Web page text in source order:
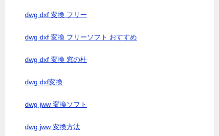
dwg dxf 変換 フリー
dwg dxf 変換 フリーソフト おすすめ
dwg dxf 変換 窓の杜
dwg dxf変換
dwg jww 変換ソフト
dwg jww 変換方法